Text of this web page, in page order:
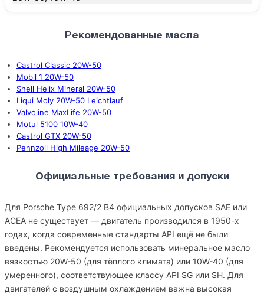
Рекомендованные масла
Castrol Classic 20W-50
Mobil 1 20W-50
Shell Helix Mineral 20W-50
Liqui Moly 20W-50 Leichtlauf
Valvoline MaxLife 20W-50
Motul 5100 10W-40
Castrol GTX 20W-50
Pennzoil High Mileage 20W-50
Официальные требования и допуски
Для Porsche Type 692/2 B4 официальных допусков SAE или
ACEA не существует — двигатель производился в 1950-х
годах, когда современные стандарты API ещё не были
введены. Рекомендуется использовать минеральное масло
вязкостью 20W-50 (для тёплого климата) или 10W-40 (для
умеренного), соответствующее классу API SG или SH. Для
двигателей с воздушным охлаждением важна высокая